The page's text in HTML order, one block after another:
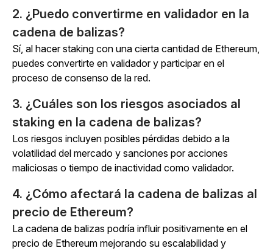
2. ¿Puedo convertirme en validador en la
cadena de balizas?
Sí, al hacer staking con una cierta cantidad de Ethereum,
puedes convertirte en validador y participar en el
proceso de consenso de la red.
3. ¿Cuáles son los riesgos asociados al
staking en la cadena de balizas?
Los riesgos incluyen posibles pérdidas debido a la
volatilidad del mercado y sanciones por acciones
maliciosas o tiempo de inactividad como validador.
4. ¿Cómo afectará la cadena de balizas al
precio de Ethereum?
La cadena de balizas podría influir positivamente en el
precio de Ethereum mejorando su escalabilidad y